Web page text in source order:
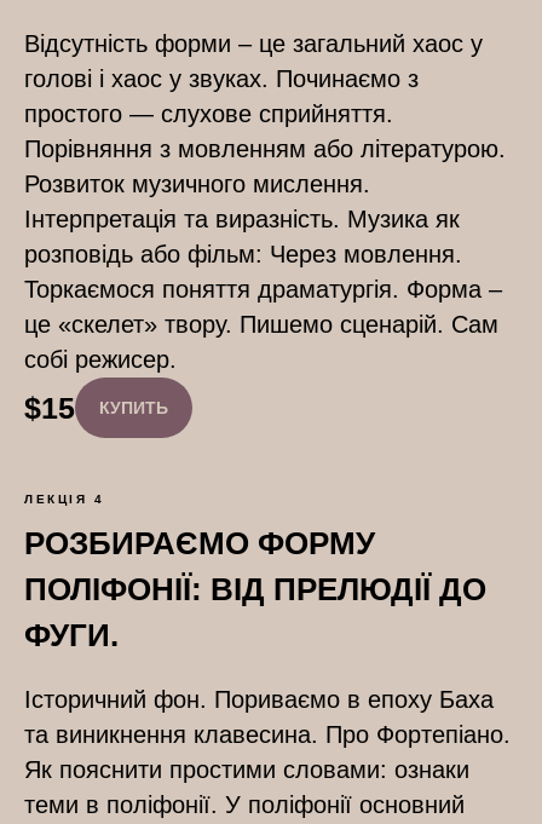
Відсутність форми – це загальний хаос у
голові і хаос у звуках. Починаємо з
простого — слухове сприйняття.
Порівняння з мовленням або літературою.
Розвиток музичного мислення.
Інтерпретація та виразність. Музика як
розповідь або фільм: Через мовлення.
Торкаємося поняття драматургія. Форма –
це «скелет» твору. Пишемо сценарій. Сам
собі режисер.
$15 КУПИТЬ
ЛЕКЦІЯ 4
РОЗБИРАЄМО ФОРМУ
ПОЛІФОНІЇ: ВІД ПРЕЛЮДІЇ ДО
ФУГИ.
Історичний фон. Пориваємо в епоху Баха
та виникнення клавесина. Про Фортепіано.
Як пояснити простими словами: ознаки
теми в поліфонії. У поліфонії основний